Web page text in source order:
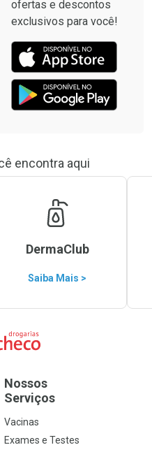
ofertas e descontos
exclusivos para você!
encontra aqui
DermaClub
Saiba Mais >
Nossos
Serviços
Vacinas
Exames e Testes